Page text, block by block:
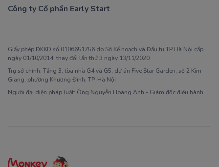
Công ty Cổ phần Early Start
Giấy phép ĐKKD số 0106651756 do Sở Kế hoạch và Đầu tư TP Hà Nội cấp
ngày 01/10/2014, thay đổi lần thứ 3 ngày 13/11/2020
Trụ sở chính: Tầng 3, tòa nhà G4 và G5, dự án Five Star Garden, số 2 Kim
Giang, phường Khương Đình, TP. Hà Nội
Người đại diện pháp luật: Ông Nguyễn Hoàng Anh - Giám đốc điều hành